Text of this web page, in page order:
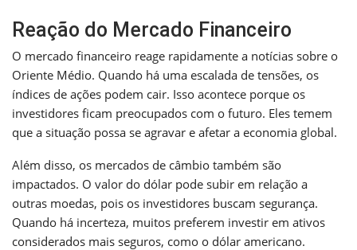
Reação do Mercado Financeiro
O mercado financeiro reage rapidamente a notícias sobre o
Oriente Médio. Quando há uma escalada de tensões, os
índices de ações podem cair. Isso acontece porque os
investidores ficam preocupados com o futuro. Eles temem
que a situação possa se agravar e afetar a economia global.
Além disso, os mercados de câmbio também são
impactados. O valor do dólar pode subir em relação a
outras moedas, pois os investidores buscam segurança.
Quando há incerteza, muitos preferem investir em ativos
considerados mais seguros, como o dólar americano.